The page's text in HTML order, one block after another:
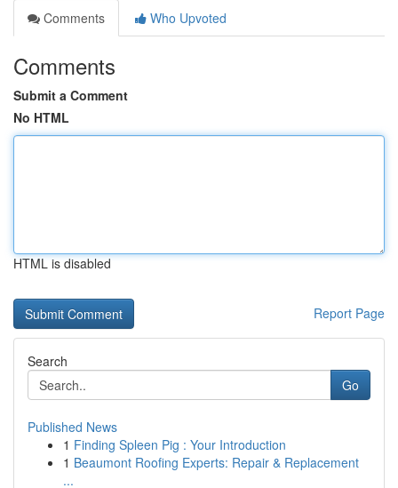
Comments
Who Upvoted
Comments
Submit a Comment
No HTML
HTML is disabled
Report Page
Search
Go
Published News
1 Finding Spleen Pig : Your Introduction
1 Beaumont Roofing Experts: Repair & Replacement
...